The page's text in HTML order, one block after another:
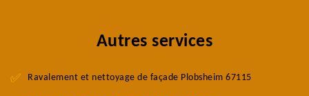
Autres services
Ravalement et nettoyage de façade Plobsheim 67115